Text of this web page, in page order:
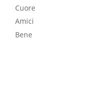
Cuore
Amici
Bene